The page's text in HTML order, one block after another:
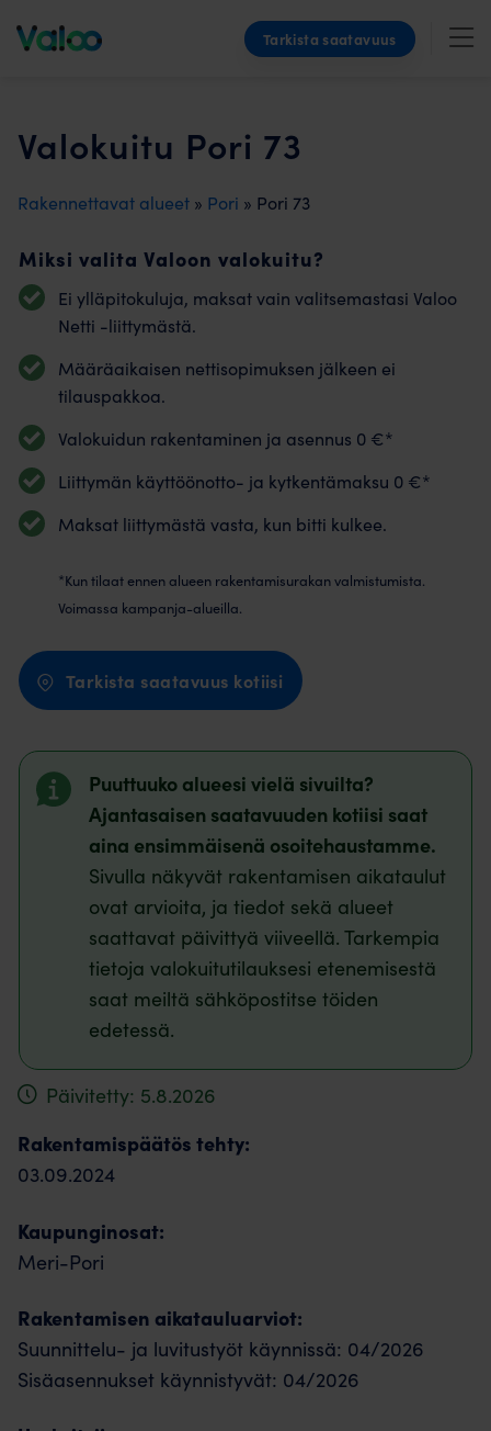
Tarkista saatavuus
Valokuitu Pori 73
Rakennettavat alueet » Pori » Pori 73
Miksi valita Valoon valokuitu?
Ei ylläpitokuluja, maksat vain valitsemastasi Valoo
Netti -liittymästä.
Määräaikaisen nettisopimuksen jälkeen ei
tilauspakkoa.
Valokuidun rakentaminen ja asennus 0 €*
Liittymän käyttöönotto- ja kytkentämaksu 0 €*
Maksat liittymästä vasta, kun bitti kulkee.
*Kun tilaat ennen alueen rakentamisurakan valmistumista.
Voimassa kampanja-alueilla.
Tarkista saatavuus kotiisi
Puuttuuko alueesi vielä sivuilta?
Ajantasaisen saatavuuden kotiisi saat
aina ensimmäisenä osoitehaustamme.
Sivulla näkyvät rakentamisen aikataulut
ovat arvioita, ja tiedot sekä alueet
saattavat päivittyä viiveellä. Tarkempia
tietoja valokuitutilauksesi etenemisestä
saat meiltä sähköpostitse töiden
edetessä.
Päivitetty: 5.8.2026
Rakentamispäätös tehty:
03.09.2024
Kaupunginosat:
Meri-Pori
Rakentamisen aikatauluarviot:
Suunnittelu- ja luvitustyöt käynnissä: 04/2026
Sisäasennukset käynnistyvät: 04/2026